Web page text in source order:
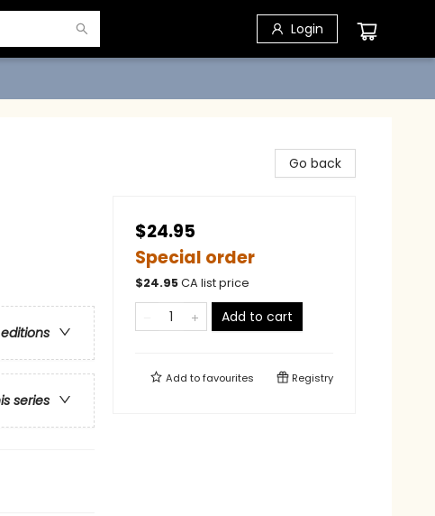
Login
series
Go back
$24.95
Special order
$24.95CA list price
Add to cart
Add tofavourites Registry